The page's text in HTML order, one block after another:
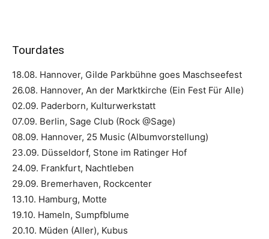
Tourdates
18.08. Hannover, Gilde Parkbühne goes Maschseefest
26.08. Hannover, An der Marktkirche (Ein Fest Für Alle)
02.09. Paderborn, Kulturwerkstatt
07.09. Berlin, Sage Club (Rock @Sage)
08.09. Hannover, 25 Music (Albumvorstellung)
23.09. Düsseldorf, Stone im Ratinger Hof
24.09. Frankfurt, Nachtleben
29.09. Bremerhaven, Rockcenter
13.10. Hamburg, Motte
19.10. Hameln, Sumpfblume
20.10. Müden (Aller), Kubus